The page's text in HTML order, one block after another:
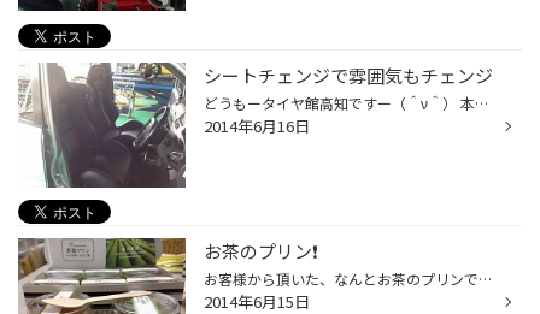
シートチェンジで雰囲気もチェンジ
どうもータイヤ館高知ですー（＾ν＾） 本日は純正シートからのシート交換です( ´ ▽ ` )ﾉ 取り付け後の写真しか撮影してないんですが雰囲気がグッと変わりましたねー ホールド感もしっかりしてそうで、見た目も似合ってますね（≧∇≦）
2014年6月16日
お茶のプリン❗️
お客様から頂いた、なんとお茶のプリンです！ ほうじ茶 とかぶせ茶の「茶畑プリン」 めちゃくちゃ美味しいですよ！ 有難うございました(^O^)
2014年6月15日